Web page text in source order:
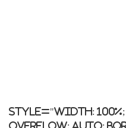
style="width: 100%;
overflow: auto;